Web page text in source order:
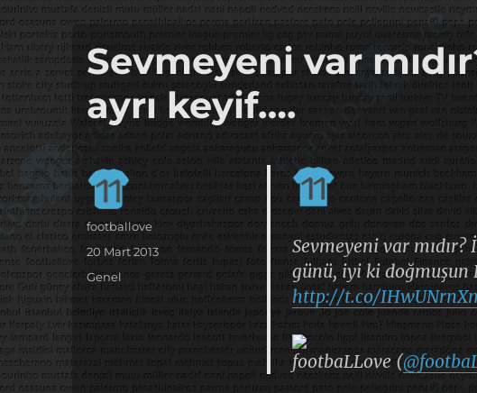
footbaLLove
it's the football, that's the football…
Sevmeyeni var
ayrı keyif….
Sevmeyeni var
günü, iyi ki doğmuşun
http://t.co/
footbaLLove (
Yazar
footballove
Yayın
tarihi
20 Mart 2013
Kategoriler
Genel